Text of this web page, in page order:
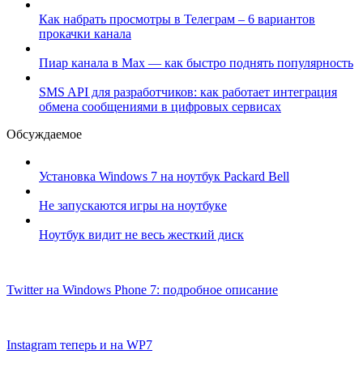
Как набрать просмотры в Телеграм – 6 вариантов
прокачки канала
Пиар канала в Max — как быстро поднять популярность
SMS API для разработчиков: как работает интеграция
обмена сообщениями в цифровых сервисах
Обсуждаемое
Установка Windows 7 на ноутбук Packard Bell
Не запускаются игры на ноутбуке
Ноутбук видит не весь жесткий диск
Twitter на Windows Phone 7: подробное описание
Instagram теперь и на WP7